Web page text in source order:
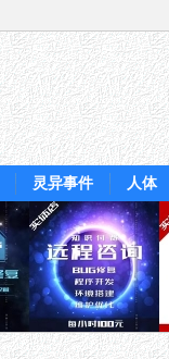
灵异事件 人体